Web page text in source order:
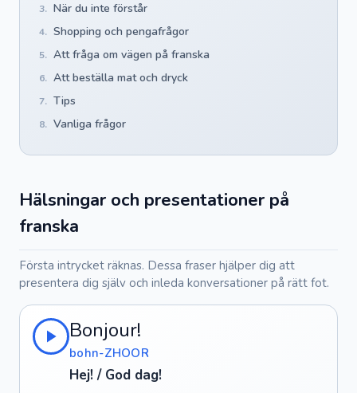
3. När du inte förstår
4. Shopping och pengafrågor
5. Att fråga om vägen på franska
6. Att beställa mat och dryck
7. Tips
8. Vanliga frågor
Hälsningar och presentationer på
franska
Första intrycket räknas. Dessa fraser hjälper dig att
presentera dig själv och inleda konversationer på rätt fot.
Bonjour!
bohn-ZHOOR
Hej! / God dag!